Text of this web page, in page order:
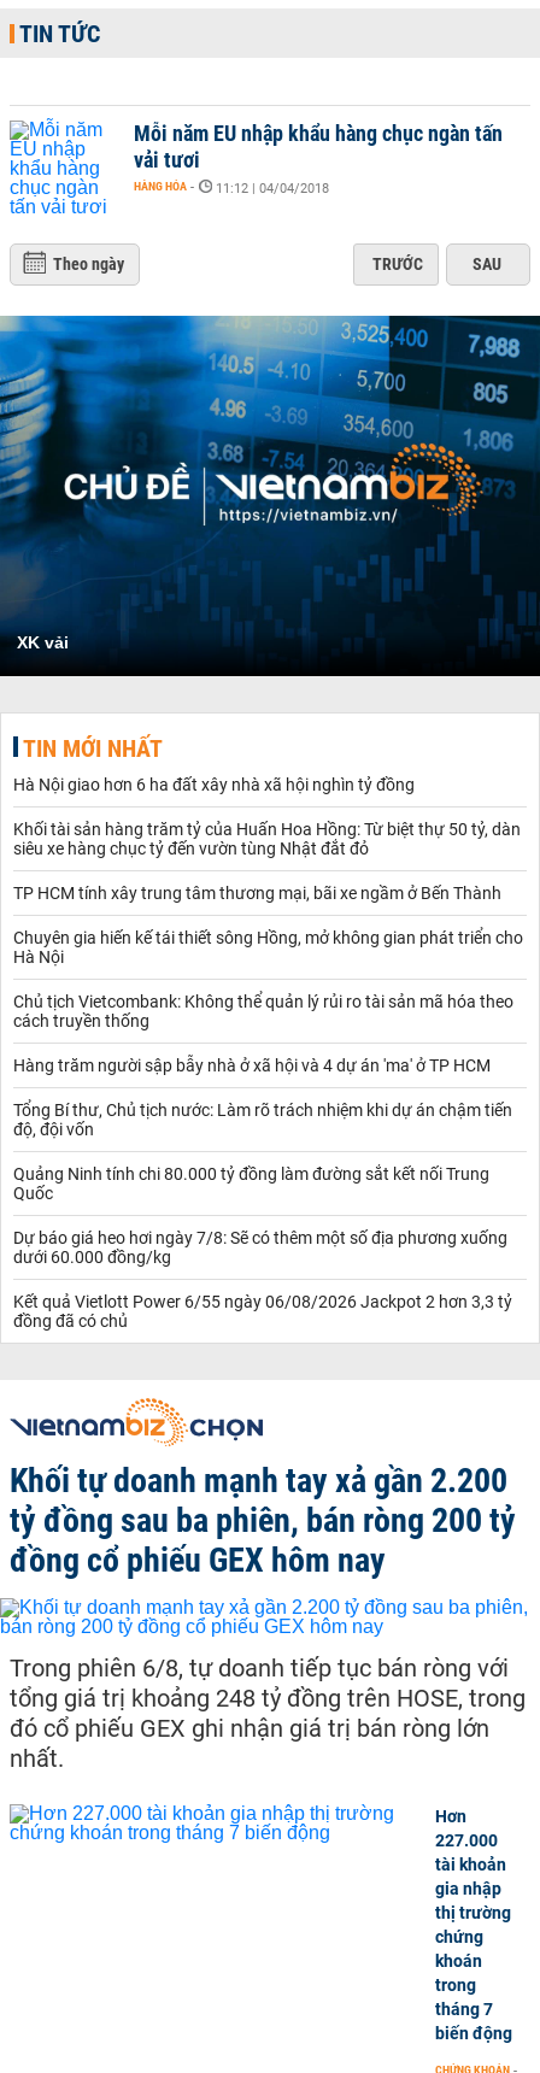
TIN TỨC
Mỗi năm EU nhập khẩu hàng chục ngàn tấn
vải tươi
HÀNG HÓA - 11:12 | 04/04/2018
Theo ngày TRƯỚC SAU
XK vải
TIN MỚI NHẤT
Hà Nội giao hơn 6 ha đất xây nhà xã hội nghìn tỷ đồng
Khối tài sản hàng trăm tỷ của Huấn Hoa Hồng: Từ biệt thự 50 tỷ, dàn
siêu xe hàng chục tỷ đến vườn tùng Nhật đắt đỏ
TP HCM tính xây trung tâm thương mại, bãi xe ngầm ở Bến Thành
Chuyên gia hiến kế tái thiết sông Hồng, mở không gian phát triển cho
Hà Nội
Chủ tịch Vietcombank: Không thể quản lý rủi ro tài sản mã hóa theo
cách truyền thống
Hàng trăm người sập bẫy nhà ở xã hội và 4 dự án 'ma' ở TP HCM
Tổng Bí thư, Chủ tịch nước: Làm rõ trách nhiệm khi dự án chậm tiến
độ, đội vốn
Quảng Ninh tính chi 80.000 tỷ đồng làm đường sắt kết nối Trung
Quốc
Dự báo giá heo hơi ngày 7/8: Sẽ có thêm một số địa phương xuống
dưới 60.000 đồng/kg
Kết quả Vietlott Power 6/55 ngày 06/08/2026 Jackpot 2 hơn 3,3 tỷ
đồng đã có chủ
Khối tự doanh mạnh tay xả gần 2.200
tỷ đồng sau ba phiên, bán ròng 200 tỷ
đồng cổ phiếu GEX hôm nay
Trong phiên 6/8, tự doanh tiếp tục bán ròng với
tổng giá trị khoảng 248 tỷ đồng trên HOSE, trong
đó cổ phiếu GEX ghi nhận giá trị bán ròng lớn
nhất.
Hơn
227.000
tài khoản
gia nhập
thị trường
chứng
khoán
trong
tháng 7
biến động
CHỨNG KHOÁN